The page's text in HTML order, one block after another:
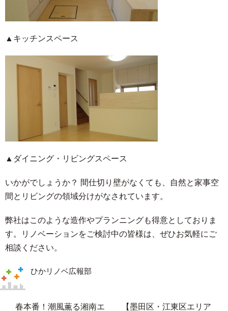
▲キッチンスペース
▲ダイニング・リビングスペース
いかがでしょうか？ 間仕切り壁がなくても、自然と家事空
間とリビングの領域分けがなされています。
弊社はこのような造作やプランニングも得意としておりま
す。リノベーションをご検討中の皆様は、ぜひお気軽にご
相談ください。
ひかリノベ広報部
春本番！潮風薫る湘南エ 【墨田区・江東区エリア